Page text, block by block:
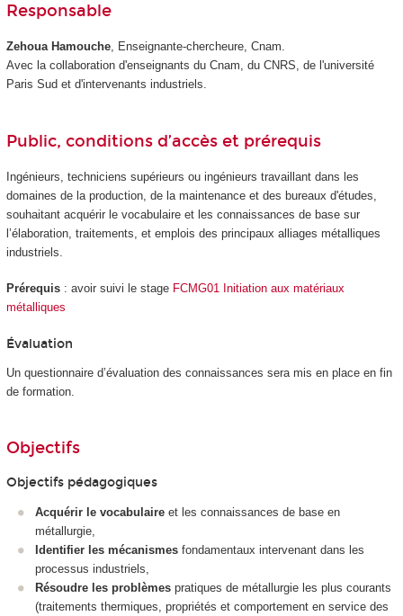
Responsable
Zehoua Hamouche, Enseignante-chercheure, Cnam.
Avec la collaboration d'enseignants du Cnam, du CNRS, de l'université
Paris Sud et d'intervenants industriels.
Public, conditions d’accès et prérequis
Ingénieurs, techniciens supérieurs ou ingénieurs travaillant dans les
domaines de la production, de la maintenance et des bureaux d'études,
souhaitant acquérir le vocabulaire et les connaissances de base sur
l’élaboration, traitements, et emplois des principaux alliages métalliques
industriels.
Prérequis : avoir suivi le stage FCMG01 Initiation aux matériaux
métalliques
Évaluation
Un questionnaire d’évaluation des connaissances sera mis en place en fin
de formation.
Objectifs
Objectifs pédagogiques
Acquérir le vocabulaire et les connaissances de base en
métallurgie,
Identifier les mécanismes fondamentaux intervenant dans les
processus industriels,
Résoudre les problèmes pratiques de métallurgie les plus courants
(traitements thermiques, propriétés et comportement en service des